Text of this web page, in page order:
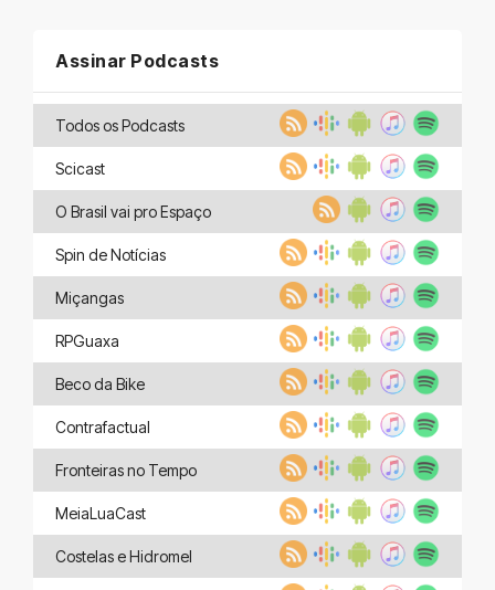
Assinar Podcasts
Todos os Podcasts
Scicast
O Brasil vai pro Espaço
Spin de Notícias
Miçangas
RPGuaxa
Beco da Bike
Contrafactual
Fronteiras no Tempo
MeiaLuaCast
Costelas e Hidromel